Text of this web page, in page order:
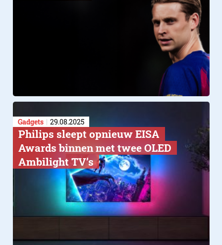
Gadgets 29.08.2025
Philips sleept opnieuw EISA
Awards binnen met twee OLED
Ambilight TV’s